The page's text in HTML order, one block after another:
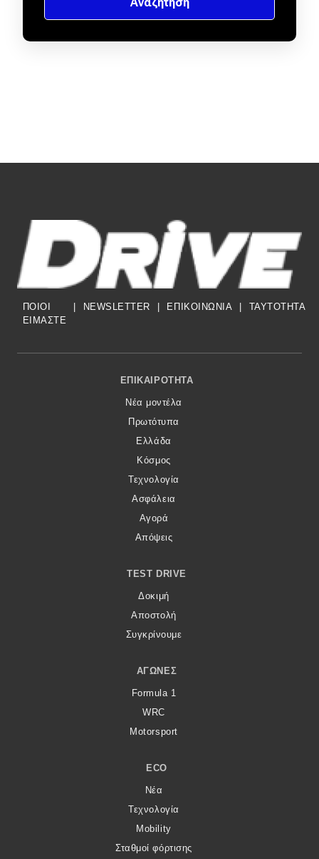
ΠΟΙΟΙ
ΕΙΜΑΣΤΕ
NEWSLETTER ΕΠΙΚΟΙΝΩΝΙΑ TAYTOTHTA
Footer Menu
ΕΠΙΚΑΙΡΌΤΗΤΑ
Νέα μοντέλα
Πρωτότυπα
Ελλάδα
Κόσμος
Τεχνολογία
Ασφάλεια
Αγορά
Απόψεις
TEST DRIVE
Δοκιμή
Αποστολή
Συγκρίνουμε
ΑΓΏΝΕΣ
Formula 1
WRC
Motorsport
ECO
Νέα
Τεχνολογία
Mobility
Σταθμοί φόρτισης